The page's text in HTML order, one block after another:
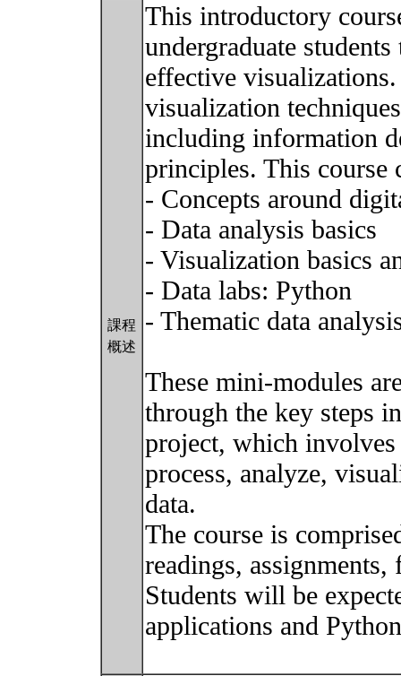
課程
概述
This introductory
undergraduate
effective
visualization
including information
principles. This
- Concepts around
- Data analysis basics
- Visualization basics
- Data labs: Python
- Thematic data
These mini-modules
through the key steps
project, which
process, analyze,
data.
The course is
readings,
Students will be
applications and